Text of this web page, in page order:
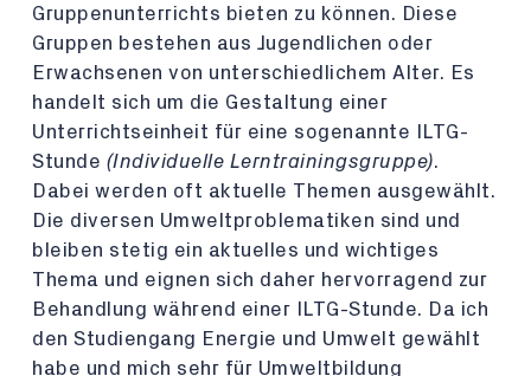
Gruppenunterrichts bieten zu können. Diese
Gruppen bestehen aus Jugendlichen oder
Erwachsenen von unterschiedlichem Alter. Es
handelt sich um die Gestaltung einer
Unterrichtseinheit für eine sogenannte ILTG-
Stunde (Individuelle Lerntrainingsgruppe).
Dabei werden oft aktuelle Themen ausgewählt.
Die diversen Umweltproblematiken sind und
bleiben stetig ein aktuelles und wichtiges
Thema und eignen sich daher hervorragend zur
Behandlung während einer ILTG-Stunde. Da ich
den Studiengang Energie und Umwelt gewählt
habe und mich sehr für Umweltbildung